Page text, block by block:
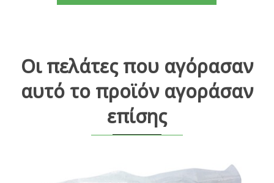
Οι πελάτες που αγόρασαν
αυτό το προϊόν αγοράσαν
επίσης